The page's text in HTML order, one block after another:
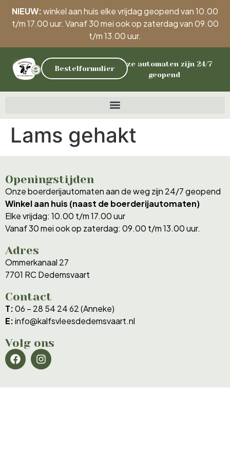
NIEUW:winkel aan huis elke vrijdag geopend van 10.00
t/m 17.00 uur. Vanaf 30 mei ook op zaterdag van 09.00
t/m 13.00 uur.
Onze automaten zijn 24/7
geopend
Bestelformulier
Lams gehakt
Openingstijden
Onze boerderijautomaten aan de weg zijn 24/7 geopend
Winkel aan huis (naast de boerderijautomaten)
Elke vrijdag: 10.00 t/m 17.00 uur
Vanaf 30 mei ook op zaterdag: 09.00 t/m 13.00 uur.
Adres
Ommerkanaal 27
7701 RC Dedemsvaart
Contact
T:06 – 28 54 24 62 (Anneke)
E:info@kalfsvleesdedemsvaart.nl
Volg ons